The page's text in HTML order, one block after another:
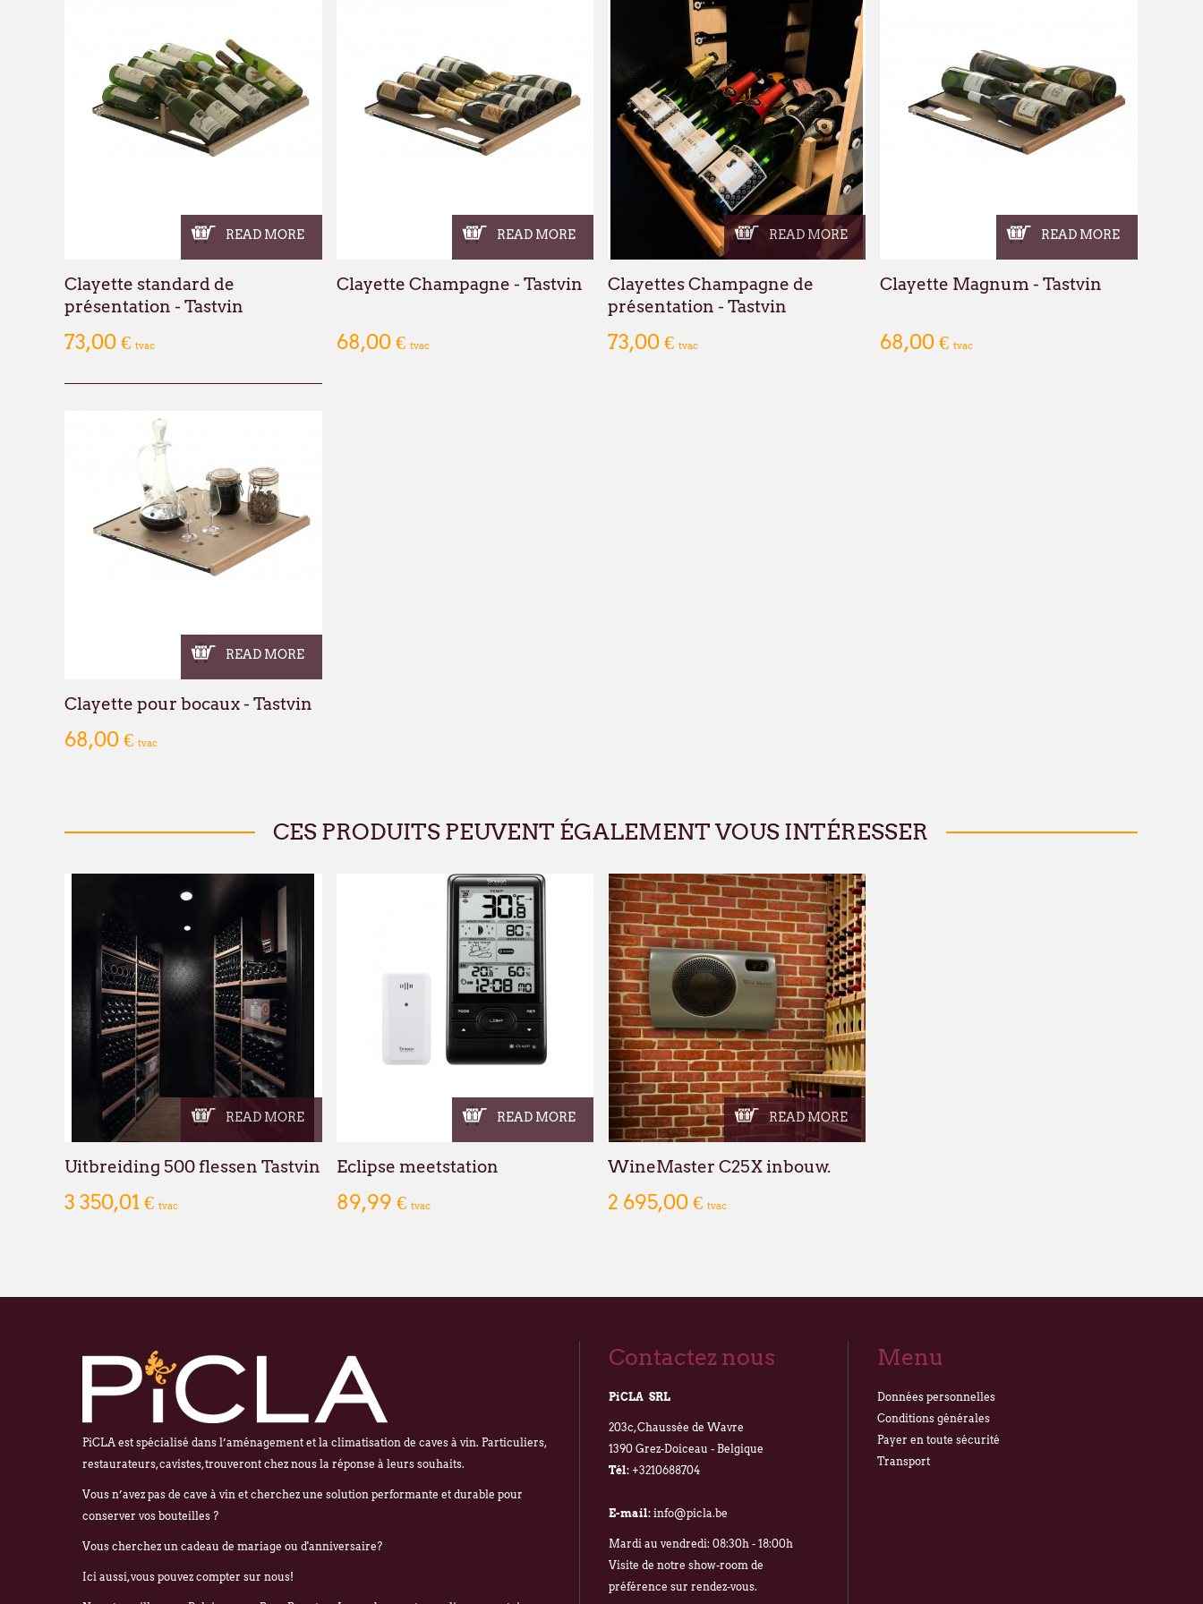
READ MORE
Clayette standard de
présentation - Tastvin
73,00 € tvac
READ MORE
Clayette Champagne - Tastvin
68,00 € tvac
READ MORE
Clayettes Champagne de
présentation - Tastvin
73,00 €tvac
READ MORE
Clayette Magnum - Tastvin
68,00 €tvac
READ MORE
Clayette pour bocaux - Tastvin
68,00 € tvac
CES PRODUITS PEUVENT ÉGALEMENT VOUS INTÉRESSER
READ MORE
Uitbreiding 500 flessen Tastvin
3 350,01 € tvac
READ MORE
Eclipse meetstation
89,99 € tvac
READ MORE
WineMaster C25X inbouw.
2 695,00 €tvac
PiCLA est spécialisé dans l’aménagement et la climatisation de caves à vin. Particuliers,
restaurateurs, cavistes, trouveront chez nous la réponse à leurs souhaits.
Vous n’avez pas de cave à vin et cherchez une solution performante et durable pour
conserver vos bouteilles ?
Vous cherchez un cadeau de mariage ou d'anniversaire?
Ici aussi, vous pouvez compter sur nous!
Contactez nous
PiCLA SRL
203c, Chaussée de Wavre
1390 Grez-Doiceau - Belgique
Tél: +3210688704
E-mail: info@picla.be
Mardi au vendredi: 08:30h - 18:00h
Visite de notre show-room de
préférence sur rendez-vous.
Menu
Données personnelles
Conditions générales
Payer en toute sécurité
Transport